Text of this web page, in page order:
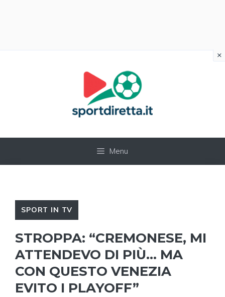
Menu
SPORT IN TV
STROPPA: “CREMONESE, MI
ATTENDEVO DI PIÙ… MA
CON QUESTO VENEZIA
EVITO I PLAYOFF”
×